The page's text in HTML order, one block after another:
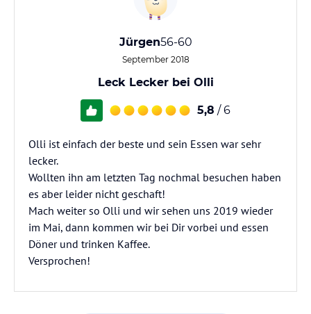
Jürgen56-60
September 2018
Leck Lecker bei Olli
5,8 / 6
Olli ist einfach der beste und sein Essen war sehr
lecker.
Wollten ihn am letzten Tag nochmal besuchen haben
es aber leider nicht geschaft!
Mach weiter so Olli und wir sehen uns 2019 wieder
im Mai, dann kommen wir bei Dir vorbei und essen
Döner und trinken Kaffee.
Versprochen!